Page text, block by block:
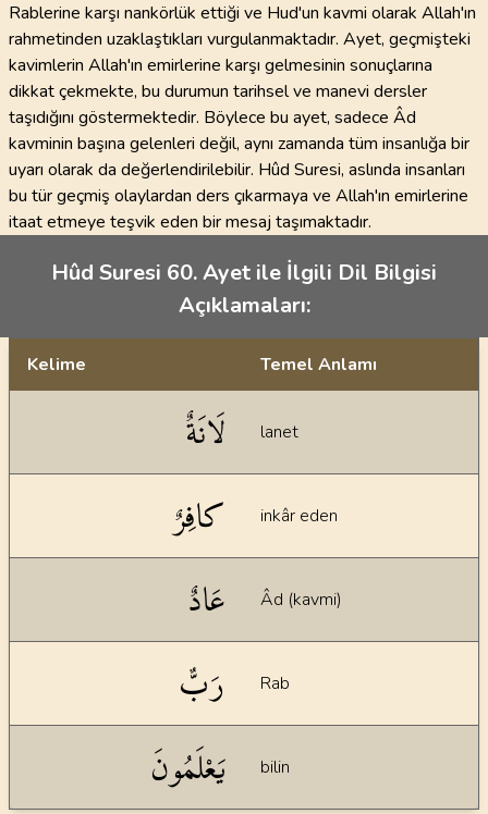
Rablerine karşı nankörlük ettiği ve Hud'un kavmi olarak Allah'ın
rahmetinden uzaklaştıkları vurgulanmaktadır. Ayet, geçmişteki
kavimlerin Allah'ın emirlerine karşı gelmesinin sonuçlarına
dikkat çekmekte, bu durumun tarihsel ve manevi dersler
taşıdığını göstermektedir. Böylece bu ayet, sadece Âd
kavminin başına gelenleri değil, aynı zamanda tüm insanlığa bir
uyarı olarak da değerlendirilebilir. Hûd Suresi, aslında insanları
bu tür geçmiş olaylardan ders çıkarmaya ve Allah'ın emirlerine
itaat etmeye teşvik eden bir mesaj taşımaktadır.
Hûd Suresi 60. Ayet ile İlgili Dil Bilgisi
Açıklamaları:
Kelime Temel Anlamı
لَانَةٌ lanet
كافِرٌ inkâr eden
عَادٌ Âd (kavmi)
رَبٌّ Rab
يَعْلَمُونَ bilin